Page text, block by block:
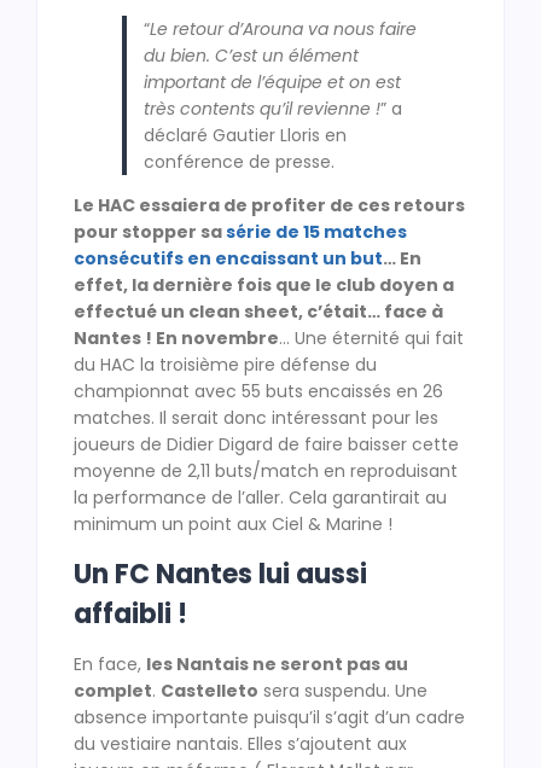
“Le retour d’Arouna va nous faire
du bien. C’est un élément
important de l’équipe et on est
très contents qu’il revienne !” a
déclaré Gautier Lloris en
conférence de presse.
Le HAC essaiera de profiter de ces retours
pour stopper sasérie de 15 matches
consécutifs en encaissant un but… En
effet, la dernière fois que le club doyen a
effectué un clean sheet, c’était… face à
Nantes ! En novembre… Une éternité qui fait
du HAC la troisième pire défense du
championnat avec 55 buts encaissés en 26
matches. Il serait donc intéressant pour les
joueurs de Didier Digard de faire baisser cette
moyenne de 2,11 buts/match en reproduisant
la performance de l’aller. Cela garantirait au
minimum un point aux Ciel & Marine !
Un FC Nantes lui aussi
affaibli !
En face, les Nantais ne seront pas au
complet. Castelleto sera suspendu. Une
absence importante puisqu’il s’agit d’un cadre
du vestiaire nantais. Elles s’ajoutent aux